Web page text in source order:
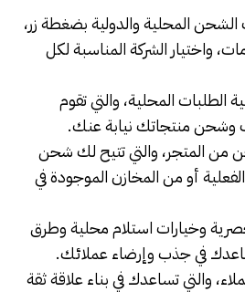
المحلية والدولية بضغطة زر،
واختيار الشركة المناسبة لكل
الطلبات المحلية، والتي تقوم
وشحن منتجاتك نيابة عنك.
من المتجر، والتي تتيح لك شحن
أو من المخازن الموجودة في
وخيارات استلام محلية وطرق
في جذب وإرضاء عملائك.
والتي تساعدك في بناء علاقة ثقة